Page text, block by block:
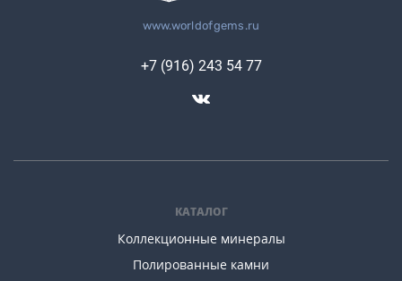
www.worldofgems.ru
КАТАЛОГ
Коллекционные минералы
Полированные камни
+7 (916) 243 54 77